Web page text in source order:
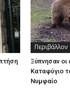
Περιβάλλον
Ξύπνησαν οι
Καταφύγιο
Νυμφαίο